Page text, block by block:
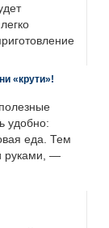
«крути»!
удобно:
еда. Тем
руками, —